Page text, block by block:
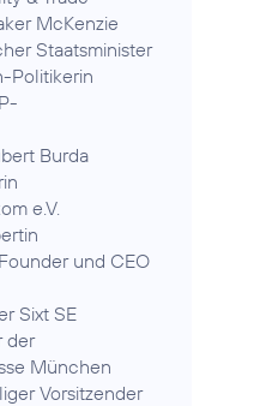
McKenzie
Staatsminister
Politikerin
Burda
e.V.
und CEO
Sixt SE
der
München
Vorsitzender